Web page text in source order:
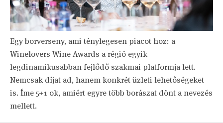
Egy borverseny, ami ténylegesen piacot hoz: a
Winelovers Wine Awards a régió egyik
legdinamikusabban fejlődő szakmai platformja lett.
Nemcsak díjat ad, hanem konkrét üzleti lehetőségeket
is. Íme 5+1 ok, amiért egyre több borászat dönt a nevezés
mellett.